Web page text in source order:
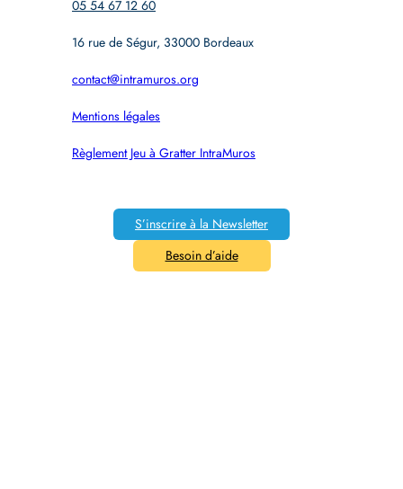
05 54 67 12 60
16 rue de Ségur, 33000 Bordeaux
contact@intramuros.org
Mentions légales
Règlement Jeu à Gratter IntraMuros
S’inscrire à la Newsletter
Besoin d’aide